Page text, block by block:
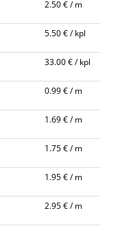
2.50 € / m
5.50 € / kpl
33.00 € / kpl
0.99 € / m
1.69 € / m
1.75 € / m
1.95 € / m
2.95 € / m